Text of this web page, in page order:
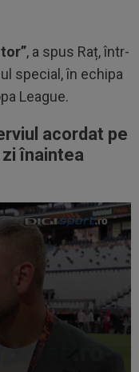
, a spus Raț, într-
special, în echipa
League.
acordat pe
înaintea